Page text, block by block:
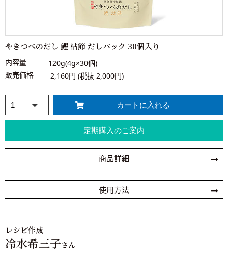
やきつべのだし 鰹 枯節 だしパック 30個入り
内容量
120g(4g×30個)
販売価格
2,160円 (税抜 2,000円)
商品詳細
使用方法
レシピ作成
冷水希三子さん